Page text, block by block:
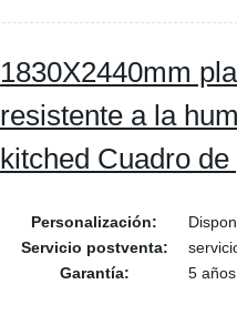
1830X2440mm
resistente a la
kitched Cuadro
Personalización:
Servicio postventa:
Garantía:
5 años